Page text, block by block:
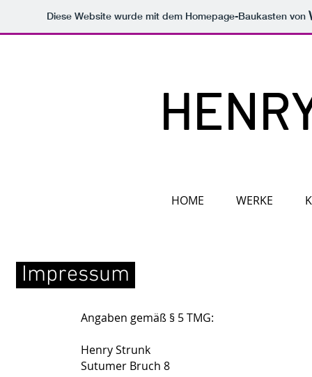
Diese Website wurde mit dem Homepage-Baukasten von
HOME WERKE
Impressum
Angaben gemäß § 5 TMG:
Henry Strunk
Sutumer Bruch 8